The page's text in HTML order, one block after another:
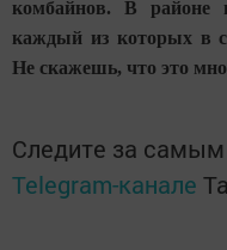
комбайнов. В районе
каждый из которых в
Не скажешь, что это
Следите за
Telegram-канале